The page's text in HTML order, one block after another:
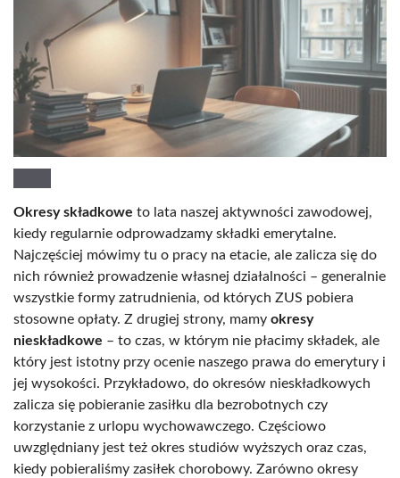
Okresy składkowe to lata naszej aktywności zawodowej,
kiedy regularnie odprowadzamy składki emerytalne.
Najczęściej mówimy tu o pracy na etacie, ale zalicza się do
nich również prowadzenie własnej działalności – generalnie
wszystkie formy zatrudnienia, od których ZUS pobiera
stosowne opłaty. Z drugiej strony, mamy okresy
nieskładkowe – to czas, w którym nie płacimy składek, ale
który jest istotny przy ocenie naszego prawa do emerytury i
jej wysokości. Przykładowo, do okresów nieskładkowych
zalicza się pobieranie zasiłku dla bezrobotnych czy
korzystanie z urlopu wychowawczego. Częściowo
uwzględniany jest też okres studiów wyższych oraz czas,
kiedy pobieraliśmy zasiłek chorobowy. Zarówno okresy